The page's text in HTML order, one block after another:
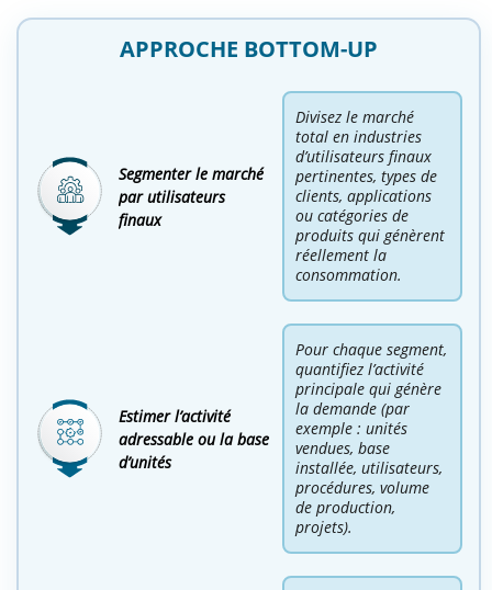
APPROCHE BOTTOM-UP
Segmenter le marché
par utilisateurs
finaux
Divisez le marché
total en industries
d’utilisateurs finaux
pertinentes, types de
clients, applications
ou catégories de
produits qui génèrent
réellement la
consommation.
Estimer l’activité
adressable ou la base
d’unités
Pour chaque segment,
quantifiez l’activité
principale qui génère
la demande (par
exemple : unités
vendues, base
installée, utilisateurs,
procédures, volume
de production,
projets).